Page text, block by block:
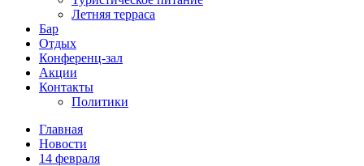
Летняя терраса
Бар
Отдых
Конференц-зал
Акции
Контакты
Политики
Главная
Новости
14 февраля